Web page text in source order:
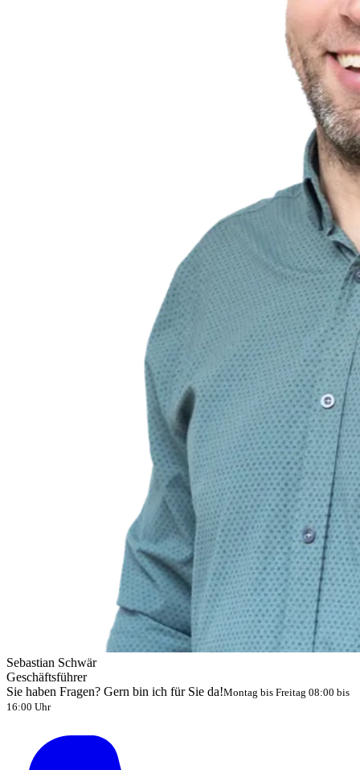
Sebastian Schwär
Geschäftsführer
Sie haben Fragen? Gern bin ich für Sie da!Montag bis Freitag 08:00 bis
16:00 Uhr